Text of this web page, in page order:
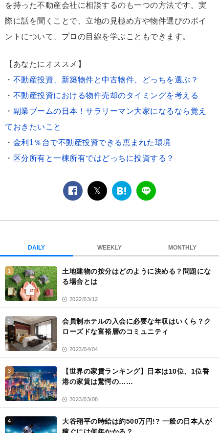
を持った不動産会社に相談するのも一つの方法です。実
際に話を聞くことで、立地の見極め方や物件選びのポイ
ントについて、プロの目線を学ぶこともできます。
【あなたにオススメ】
・ 不動産投資、新築物件と中古物件、どっちを選ぶ？
・ 不動産投資における物件売却のタイミングを考える
・ 副業ブームの日本！サラリーマン大家になるなら覚え
ておきたいこと
・ 金利1％台で不動産投資できる恵まれた環境
・ 区分所有と一棟所有ではどっちに投資する？
facebook
twitterは
ブ
ク
マ
ク
LINE
DAILY WEEKLY MONTHLY
1
土地建物の按分はどのように決める？問題にな
る場合とは
2022/03/12
2
会員制ホテルの入会に必要な年収はいくら？ク
ローズドな富裕層のコミュニティ
2023/04/04
3
【世界の家賃ランキング】日本は10位、1位香
港の家賃は驚愕の……
2023/03/08
4
大谷翔平の時給は約500万円!? 一般の日本人が
稼ぐには何年かかる？